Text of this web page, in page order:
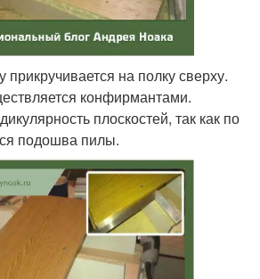
на полку сверху.
конфирмантами.
плоскостей, так как по
подошва пилы.